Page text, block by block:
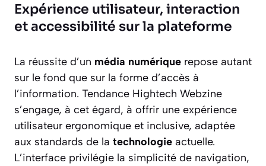
Expérience utilisateur, interaction
et accessibilité sur la plateforme
La réussite d’un média numérique repose autant
sur le fond que sur la forme d’accès à
l’information. Tendance Hightech Webzine
s’engage, à cet égard, à offrir une expérience
utilisateur ergonomique et inclusive, adaptée
aux standards de la technologie actuelle.
L’interface privilégie la simplicité de navigation,